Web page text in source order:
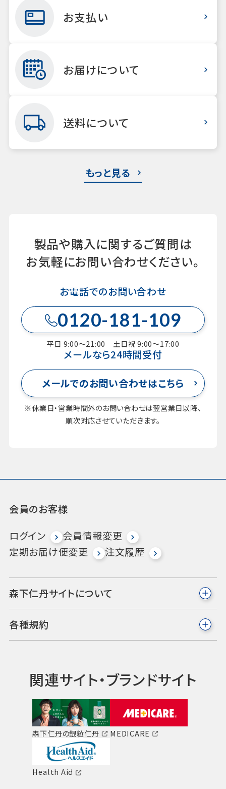
お支払い
お届けについて
送料について
もっと見る
製品や購入に関するご質問は
お気軽にお問い合わせください。
お電話でのお問い合わせ
0120-181-109
平日 9:00～21:00 土日祝 9:00～17:00
メールなら24時間受付
メールでのお問い合わせはこちら
※休業日・営業時間外のお問い合わせは翌営業日以降、
順次対応させていただきます。
会員のお客様
ログイン
会員情報変更
定期お届け便変更
注文履歴
森下仁丹サイトについて
各種規約
関連サイト・ブランドサイト
森下仁丹の銀粒仁丹 MEDICARE
Health Aid